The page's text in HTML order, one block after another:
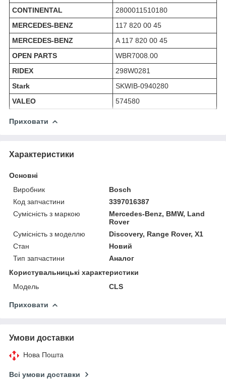
CONTINENTAL
2800011510180
MERCEDES-BENZ
117 820 00 45
MERCEDES-BENZ
A 117 820 00 45
OPEN PARTS
WBR7008.00
RIDEX
298W0281
Stark
SKWIB-0940280
VALEO
574580
Приховати
Характеристики
Основні
Виробник
Bosch
Код запчастини
3397016387
Сумісність з маркою
Mercedes-Benz, BMW, Land
Rover
Сумісність з моделлю
Discovery, Range Rover, X1
Стан
Новий
Тип запчастини
Аналог
Користувальницькі характеристики
Мoдель
CLS
Приховати
Умови доставки
Нова Пошта
Всі умови доставки